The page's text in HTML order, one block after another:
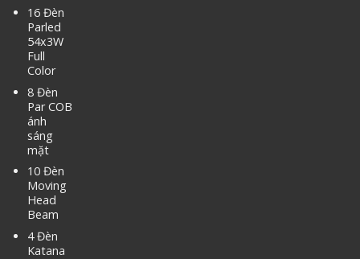
16 Đèn
Parled
54x3W
Full
Color
8 Đèn
Par COB
ánh
sáng
mặt
10 Đèn
Moving
Head
Beam
4 Đèn
Katana